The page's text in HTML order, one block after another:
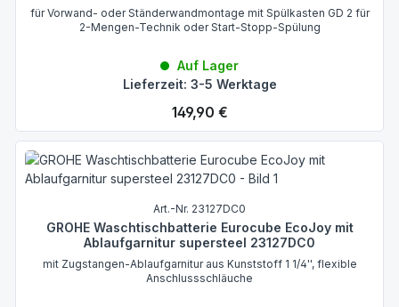
für Vorwand- oder Ständerwandmontage mit Spülkasten GD 2 für
2-Mengen-Technik oder Start-Stopp-Spülung
Auf Lager
Lieferzeit: 3-5 Werktage
Regulärer Preis:
149,90 €
Art.-Nr. 23127DC0
GROHE Waschtischbatterie Eurocube EcoJoy mit
Ablaufgarnitur supersteel 23127DC0
mit Zugstangen-Ablaufgarnitur aus Kunststoff 1 1/4'', flexible
Anschlussschläuche